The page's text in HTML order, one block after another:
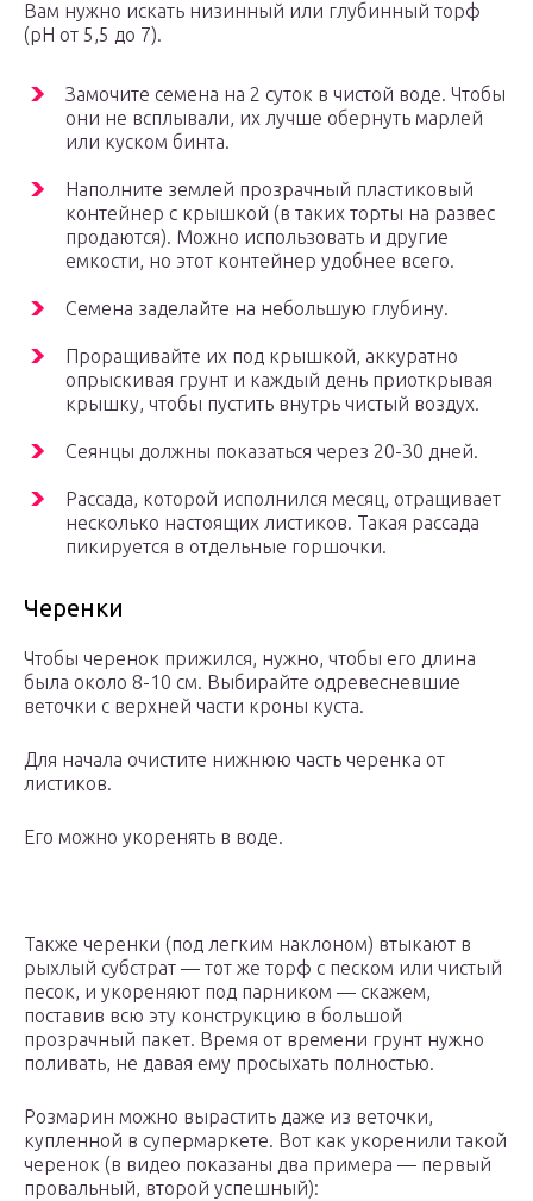
Вам нужно искать низинный или глубинный торф
(pH от 5,5 до 7).
Замочите семена на 2 суток в чистой воде. Чтобы
они не всплывали, их лучше обернуть марлей
или куском бинта.
Наполните землей прозрачный пластиковый
контейнер с крышкой (в таких торты на развес
продаются). Можно использовать и другие
емкости, но этот контейнер удобнее всего.
Семена заделайте на небольшую глубину.
Проращивайте их под крышкой, аккуратно
опрыскивая грунт и каждый день приоткрывая
крышку, чтобы пустить внутрь чистый воздух.
Сеянцы должны показаться через 20-30 дней.
Рассада, которой исполнился месяц, отращивает
несколько настоящих листиков. Такая рассада
пикируется в отдельные горшочки.
Черенки
Чтобы черенок прижился, нужно, чтобы его длина
была около 8-10 см. Выбирайте одревесневшие
веточки с верхней части кроны куста.
Для начала очистите нижнюю часть черенка от
листиков.
Его можно укоренять в воде.
Также черенки (под легким наклоном) втыкают в
рыхлый субстрат — тот же торф с песком или чистый
песок, и укореняют под парником — скажем,
поставив всю эту конструкцию в большой
прозрачный пакет. Время от времени грунт нужно
поливать, не давая ему просыхать полностью.
Розмарин можно вырастить даже из веточки,
купленной в супермаркете. Вот как укоренили такой
черенок (в видео показаны два примера — первый
провальный, второй успешный):